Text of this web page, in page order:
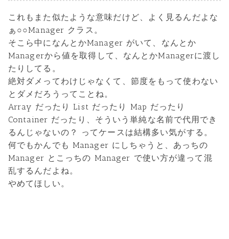
これもまた似たような意味だけど、よく見るんだよな
ぁ○○Manager クラス。
そこら中になんとかManager がいて、なんとか
Managerから値を取得して、なんとかManagerに渡し
たりしてる。
絶対ダメってわけじゃなくて、節度をもって使わない
とダメだろうってことね。
Array だったり List だったり Map だったり
Container だったり、そういう単純な名前で代用でき
るんじゃないの？ ってケースは結構多い気がする。
何でもかんでも Manager にしちゃうと、あっちの
Manager とこっちの Manager で使い方が違って混
乱するんだよね。
やめてほしい。